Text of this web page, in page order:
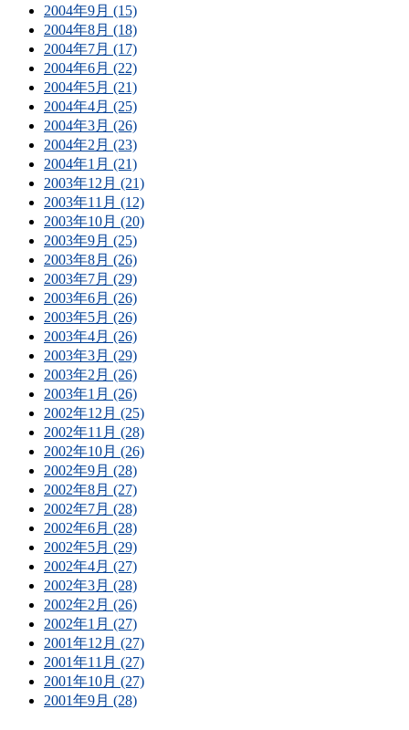
2004年9月 (15)
2004年8月 (18)
2004年7月 (17)
2004年6月 (22)
2004年5月 (21)
2004年4月 (25)
2004年3月 (26)
2004年2月 (23)
2004年1月 (21)
2003年12月 (21)
2003年11月 (12)
2003年10月 (20)
2003年9月 (25)
2003年8月 (26)
2003年7月 (29)
2003年6月 (26)
2003年5月 (26)
2003年4月 (26)
2003年3月 (29)
2003年2月 (26)
2003年1月 (26)
2002年12月 (25)
2002年11月 (28)
2002年10月 (26)
2002年9月 (28)
2002年8月 (27)
2002年7月 (28)
2002年6月 (28)
2002年5月 (29)
2002年4月 (27)
2002年3月 (28)
2002年2月 (26)
2002年1月 (27)
2001年12月 (27)
2001年11月 (27)
2001年10月 (27)
2001年9月 (28)